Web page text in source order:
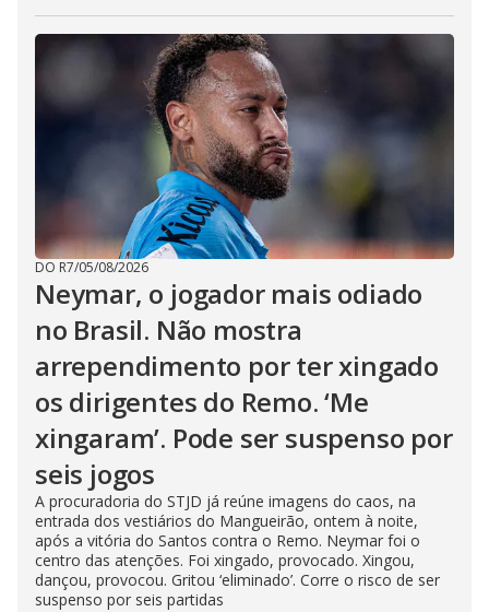
DO R7/05/08/2026
Neymar, o jogador mais odiado
no Brasil. Não mostra
arrependimento por ter xingado
os dirigentes do Remo. ‘Me
xingaram’. Pode ser suspenso por
seis jogos
A procuradoria do STJD já reúne imagens do caos, na
entrada dos vestiários do Mangueirão, ontem à noite,
após a vitória do Santos contra o Remo. Neymar foi o
centro das atenções. Foi xingado, provocado. Xingou,
dançou, provocou. Gritou ‘eliminado’. Corre o risco de ser
suspenso por seis partidas